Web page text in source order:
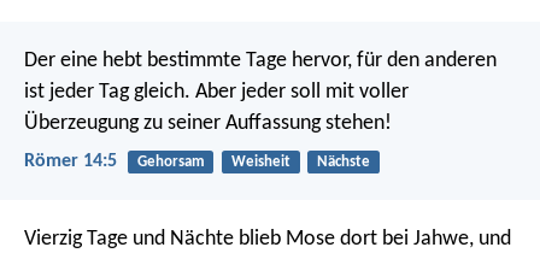
Der eine hebt bestimmte Tage hervor, für den anderen
ist jeder Tag gleich. Aber jeder soll mit voller
Überzeugung zu seiner Auffassung stehen!
Römer 14:5 Gehorsam Weisheit Nächste
Vierzig Tage und Nächte blieb Mose dort bei Jahwe, und